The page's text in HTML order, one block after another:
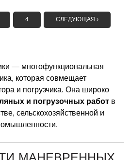
4 СЛЕДУЮЩАЯ ›
— многофункциональная
которая совмещает
и погрузчика. Она широко
и погрузочных работ в
сельскохозяйственной и
МАНЕВРЕННЫХ